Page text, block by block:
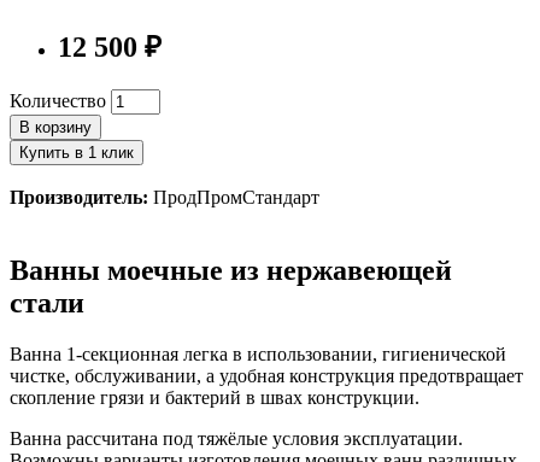
12 500 ₽
Количество
В корзину
Купить в 1 клик
Производитель: ПродПромСтандарт
Ванны моечные из нержавеющей
стали
Ванна 1-секционная легка в использовании, гигиенической
чистке, обслуживании, а удобная конструкция предотвращает
скопление грязи и бактерий в швах конструкции.
Ванна рассчитана под тяжёлые условия эксплуатации.